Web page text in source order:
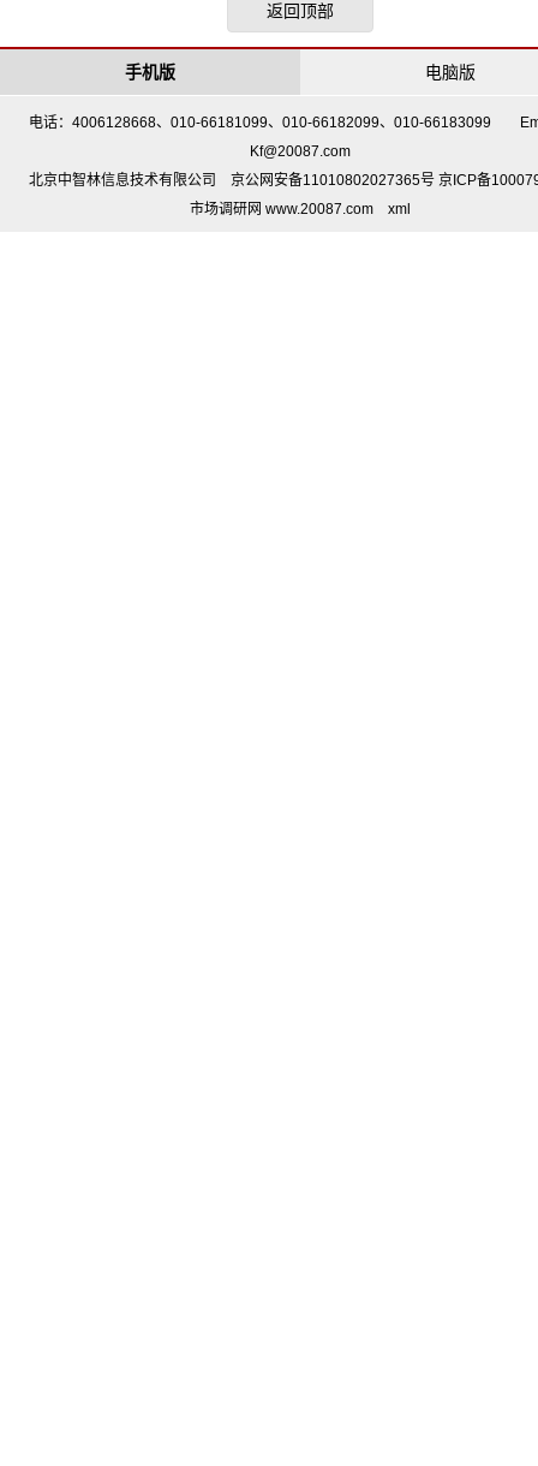
返回顶部
电脑版
手机版
电话：4006128668、010-66181099、010-66182099、010-66183099
Kf@20087.com
北京中智林信息技术有限公司 京公网安备11010802027365号 京ICP备
市场调研网 www.20087.com
xml